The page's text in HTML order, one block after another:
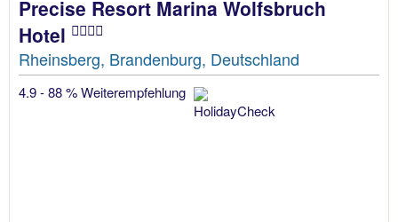
Precise Resort Marina Wolfsbruch
Hotel
Rheinsberg, Brandenburg, Deutschland
4.9 - 88 % Weiterempfehlung